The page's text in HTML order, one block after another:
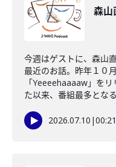
森山
今週はゲストに、森山
最近のお話。昨年１０
「Yeeeehaaaaw」を
た以来、番組最多とな
2026.07.10 |